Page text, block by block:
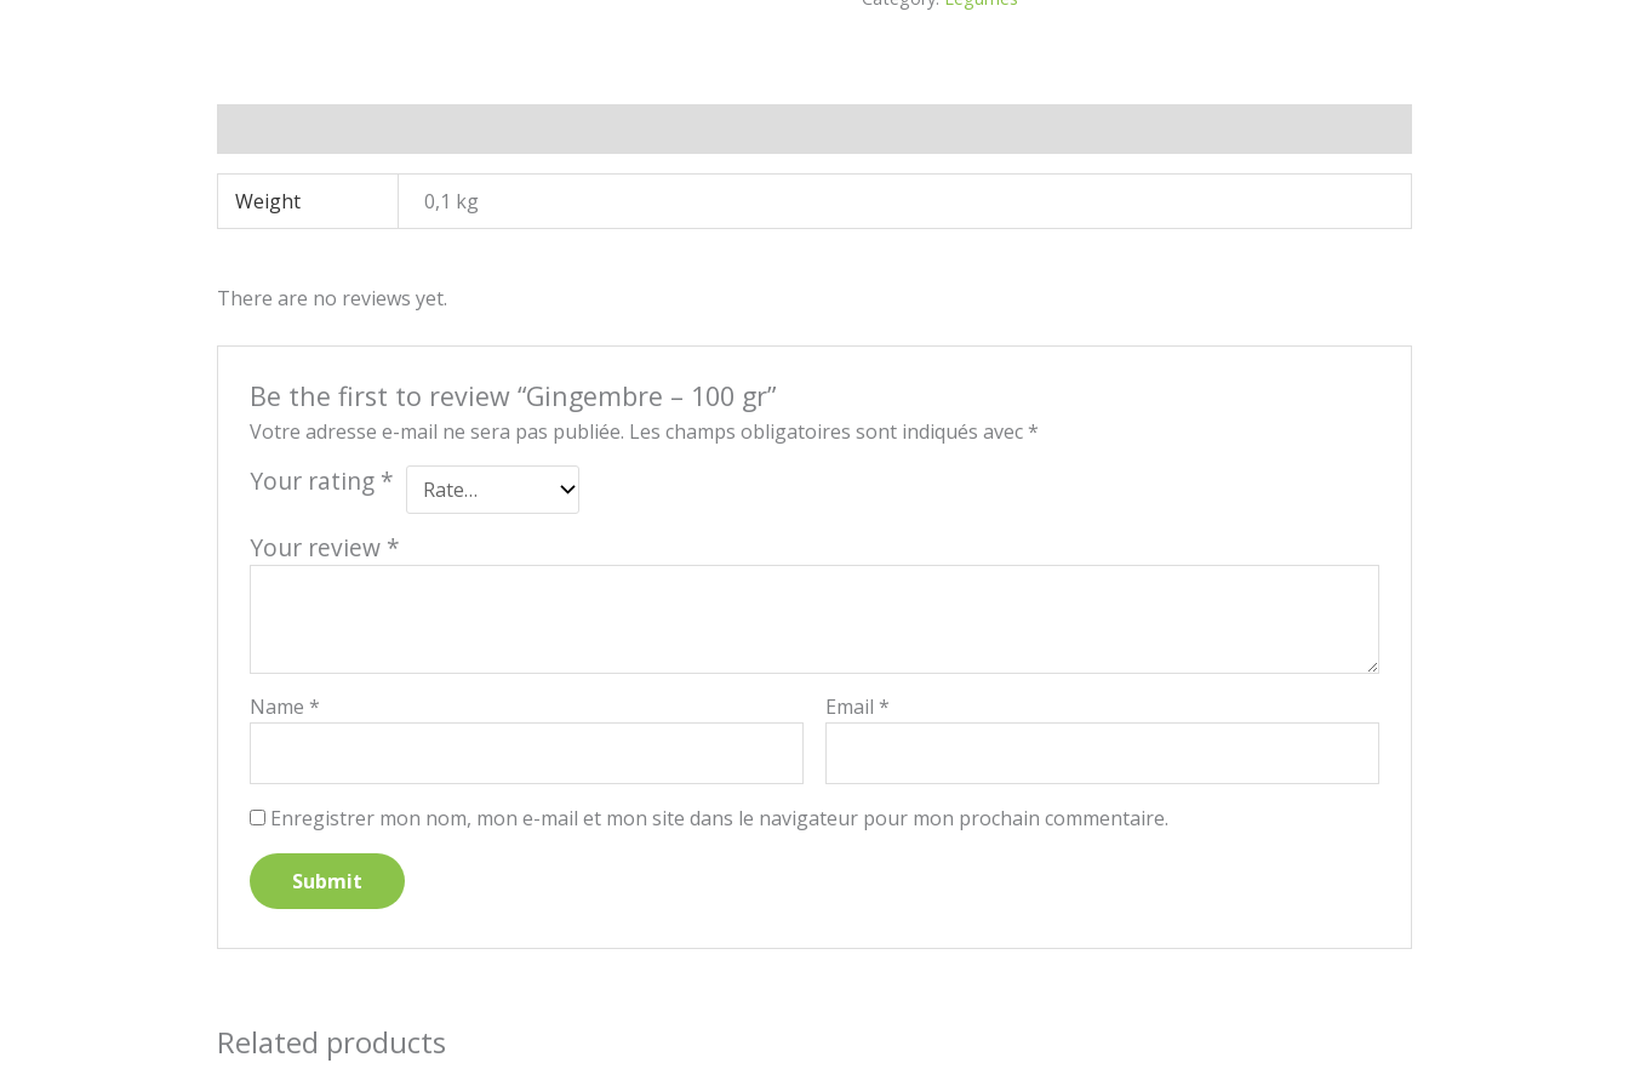
Weight 0,1 kg
There are no reviews yet.
Be the first to review “Gingembre – 100 gr”
Votre adresse e-mail ne sera pas publiée. Les champs obligatoires sont indiqués avec *
Your rating *
Your review *
Name * Email *
Enregistrer mon nom, mon e-mail et mon site dans le navigateur pour mon prochain commentaire.
Related products